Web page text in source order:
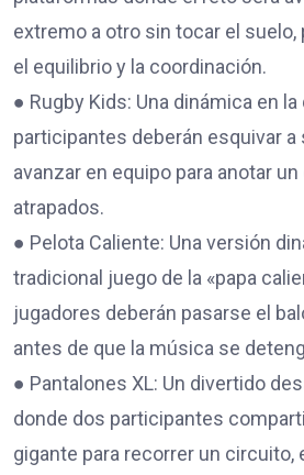
extremo a otro sin tocar el suelo,
el equilibrio y la coordinación.
● Rugby Kids: Una dinámica en la
participantes deberán esquivar
avanzar en equipo para anotar
atrapados.
● Pelota Caliente: Una versión
tradicional juego de la «papa
jugadores deberán pasarse el
antes de que la música se
● Pantalones XL: Un divertido
donde dos participantes
gigante para recorrer un